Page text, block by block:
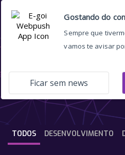
DESENVOLVIMENTO
TODOS